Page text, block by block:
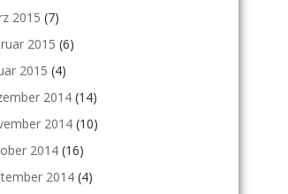
2015 (7)
2015 (6)
2015 (4)
2014 (14)
2014 (10)
2014 (16)
2014 (4)